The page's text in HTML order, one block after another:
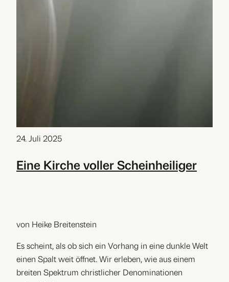
24. Juli 2025
Eine Kirche voller Scheinheiliger
von Heike Breitenstein
Es scheint, als ob sich ein Vorhang in eine dunkle Welt
einen Spalt weit öffnet. Wir erleben, wie aus einem
breiten Spektrum christlicher Denominationen